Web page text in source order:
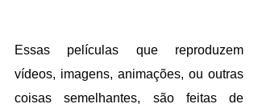
Essas películas que reproduzem
vídeos, imagens, animações, ou outras
coisas semelhantes, são feitas de